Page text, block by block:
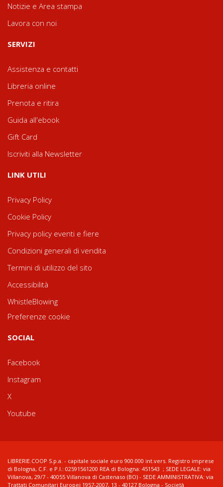
Notizie e Area stampa
Lavora con noi
SERVIZI
Assistenza e contatti
Libreria online
Prenota e ritira
Guida all'ebook
Gift Card
Iscriviti alla Newsletter
LINK UTILI
Privacy Policy
Cookie Policy
Privacy policy eventi e fiere
Condizioni generali di vendita
Termini di utilizzo del sito
Accessibilità
WhistleBlowing
Preferenze cookie
SOCIAL
Facebook
Instagram
X
Youtube
LIBRERIE.COOP S.p.a. - capitale sociale euro 900.000 int.vers. Registro imprese
di Bologna, C.F. e P.I.: 02591561200 REA di Bologna: 451543 ; SEDE LEGALE: via
Villanova, 29/7 - 40055 Villanova di Castenaso (BO) - SEDE AMMINISTRATIVA: via
Trattati Comunitari Europei 1957-2007, 13 - 40127 Bologna - Società